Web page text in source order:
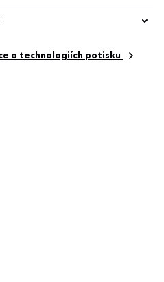
o technologiích potisku